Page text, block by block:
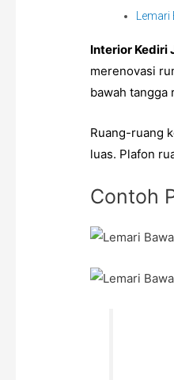
Interior Kediri
merenovasi
bawah tangga
Ruang-ruang
luas. Plafon
Contoh